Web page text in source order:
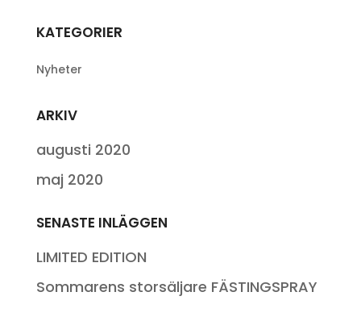
KATEGORIER
Nyheter
ARKIV
augusti 2020
maj 2020
SENASTE INLÄGGEN
LIMITED EDITION
Sommarens storsäljare FÄSTINGSPRAY